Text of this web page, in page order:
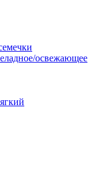
освежающее